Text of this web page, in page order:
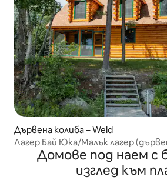
Дървена колиба – Weld
Лагер Бай Юка/Малък лагер
езерото Уеб)
Домове под наем с
изглед към